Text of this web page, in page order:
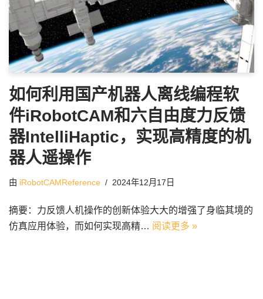
如何利用国产机器人离线编程软
件iRobotCAM和六自由度力反馈
器IntelliHaptic，实现高精度的机
器人遥操作
由 iRobotCAMReference 2024年12月17日
摘要：力反馈人机操作的创新体验大大的增强了身临其境的
仿真应用体验，而如何实现高精… 阅读更多 »